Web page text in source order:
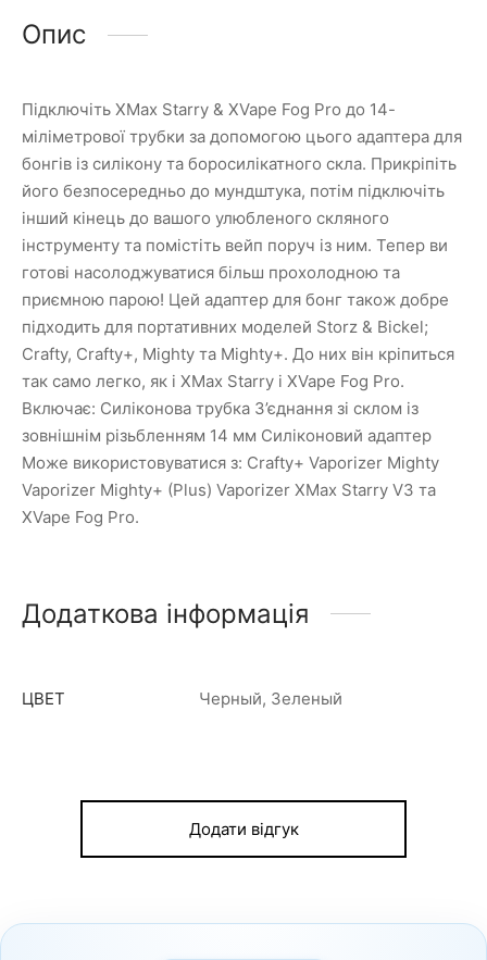
Опис
Підключіть XMax Starry & XVape Fog Pro до 14-
міліметрової трубки за допомогою цього адаптера для
бонгів із силікону та боросилікатного скла. Прикріпіть
його безпосередньо до мундштука, потім підключіть
інший кінець до вашого улюбленого скляного
інструменту та помістіть вейп поруч із ним. Тепер ви
готові насолоджуватися більш прохолодною та
приємною парою! Цей адаптер для бонг також добре
підходить для портативних моделей Storz & Bickel;
Crafty, Crafty+, Mighty та Mighty+. До них він кріпиться
так само легко, як і XMax Starry і XVape Fog Pro.
Включає: Силіконова трубка З’єднання зі склом із
зовнішнім різьбленням 14 мм Силіконовий адаптер
Може використовуватися з: Crafty+ Vaporizer Mighty
Vaporizer Mighty+ (Plus) Vaporizer XMax Starry V3 та
XVape Fog Pro.
Додаткова інформація
ЦВЕТ Черный, Зеленый
Додати відгук